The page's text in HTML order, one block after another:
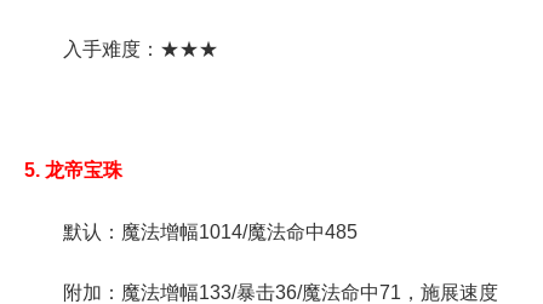
入手难度：★★★
5. 龙帝宝珠
默认：魔法增幅1014/魔法命中485
附加：魔法增幅133/暴击36/魔法命中71，施展速度